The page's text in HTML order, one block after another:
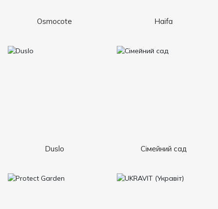
Osmocote Haifa
Duslo Сімейний сад